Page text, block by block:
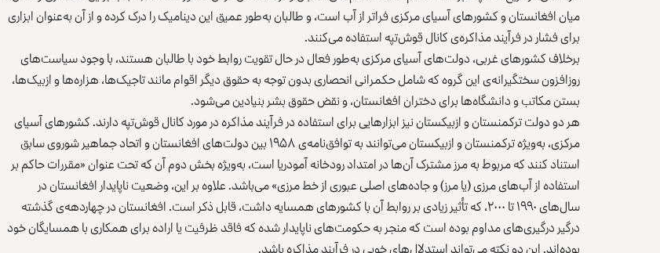
میان افغانستان و کشورهای آسیای مرکزی فراتر از آب است، و طالبان به‌طور عمیق این دینامیک را درک کرده و از آن به‌عنوان ابزاری
برای فشار در فرآیند مذاکره‌ی کانال قوش‌تپه استفاده می‌کنند.
برخلاف کشورهای غربی، دولت‌های آسیای مرکزی به‌طور فعال در حال تقویت روابط خود با طالبان هستند، با وجود سیاست‌های
روزافزون سختگیرانه‌ی این گروه که شامل حکمرانی انحصاری بدون توجه به حقوق دیگر اقوام مانند تاجیک‌ها، هزاره‌ها و ازبیک‌ها،
بستن مکاتب و دانشگاه‌ها برای دختران افغانستان، و نقض حقوق بشر بنیادین می‌شود.
هر دو دولت ترکمنستان و ازبیکستان نیز ابزارهایی برای استفاده در فرآیند مذاکره در مورد کانال قوش‌تپه دارند. کشورهای آسیای
مرکزی، به‌ویژه ترکمنستان و ازبیکستان می‌توانند به توافق‌نامه‌ی ۱۹۵۸ بین دولت‌های افغانستان و اتحاد جماهیر شوروی سابق
استناد کنند که مربوط به مرز مشترک آن‌ها در امتداد رودخانه آمودریا است، به‌ویژه بخش دوم آن که تحت عنوان «مقررات حاکم بر
استفاده از آب‌های مرزی (یا مرز) و جاده‌های اصلی عبوری از خط مرزی» می‌باشد. علاوه بر این، وضعیت ناپایدار افغانستان در
سال‌های ۱۹۹۰ تا ۲۰۰۰، که تأثیر زیادی بر روابط آن با کشورهای همسایه داشت، قابل ذکر است. افغانستان در چهاردهه‌ی گذشته
درگیر درگیری‌های مداوم بوده است که منجر به حکومت‌های ناپایدار شده که فاقد ظرفیت یا اراده برای همکاری با همسایگان خود
بوده‌اند. این دو نکته می‌تواند استدلال‌های خوبی در فرآیند مذاکره باشد.